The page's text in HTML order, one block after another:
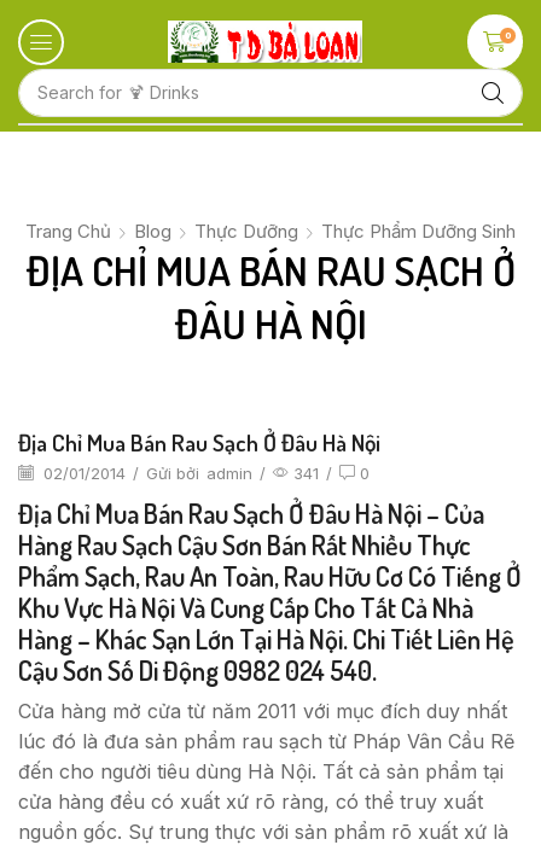
Search for 🍋 Fruits
0
Trang Chủ Blog Thực Dưỡng Thực Phẩm Dưỡng Sinh
ĐỊA CHỈ MUA BÁN RAU SẠCH Ở
ĐÂU HÀ NỘI
Địa Chỉ Mua Bán Rau Sạch Ở Đâu Hà Nội
02/01/2014 / Gửi bởi admin / 341 / 0
Địa Chỉ Mua Bán Rau Sạch Ở Đâu Hà Nội – Của
Hàng Rau Sạch Cậu Sơn Bán Rất Nhiều Thực
Phẩm Sạch, Rau An Toàn, Rau Hữu Cơ Có Tiếng Ở
Khu Vực Hà Nội Và Cung Cấp Cho Tất Cả Nhà
Hàng – Khác Sạn Lớn Tại Hà Nội. Chi Tiết Liên Hệ
Cậu Sơn Số Di Động 0982 024 540.
Cửa hàng mở cửa từ năm 2011 với mục đích duy nhất
lúc đó là đưa sản phẩm rau sạch từ Pháp Vân Cầu Rẽ
đến cho người tiêu dùng Hà Nội. Tất cả sản phẩm tại
cửa hàng đều có xuất xứ rõ ràng, có thể truy xuất
nguồn gốc. Sự trung thực với sản phẩm rõ xuất xứ là